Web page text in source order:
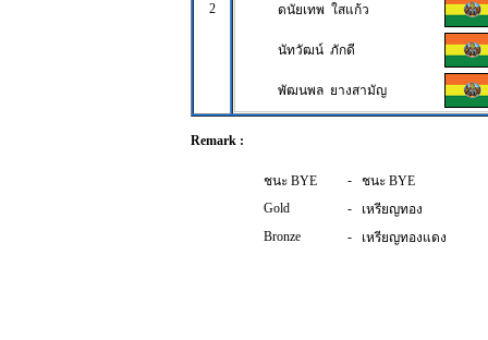
2 ดนัยเทพ ใสแก้ว
นัทวัฒน์ ภักดี
พัฒนพล ยางสามัญ
Remark :
ชนะ BYE -
ชนะ BYE
Gold
-
เหรียญทอง
Bronze
- เหรียญทองแดง